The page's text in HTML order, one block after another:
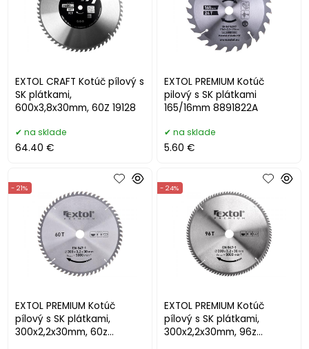
EXTOL CRAFT Kotúč pílový s
SK plátkami,
600x3,8x30mm, 60Z 19128
na sklade
64.40 €
EXTOL PREMIUM Kotúč
pilový s SK plátkami
165/16mm 8891822A
na sklade
5.60 €
EXTOL PREMIUM Kotúč
pílový s SK plátkami,
300x2,2x30mm, 60z
- 21%
EXTOL PREMIUM Kotúč
pílový s SK plátkami,
300x2,2x30mm, 96z
- 24%